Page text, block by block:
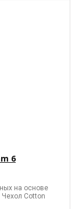
6
на основе
Чехол Cotton